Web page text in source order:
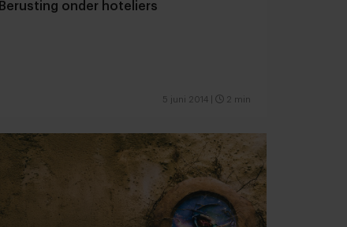
Berusting onder hoteliers
5 juni 2014 2 min